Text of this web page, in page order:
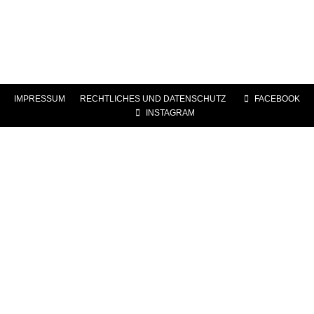
IMPRESSUM RECHTLICHES UND DATENSCHUTZ
FACEBOOK
INSTAGRAM